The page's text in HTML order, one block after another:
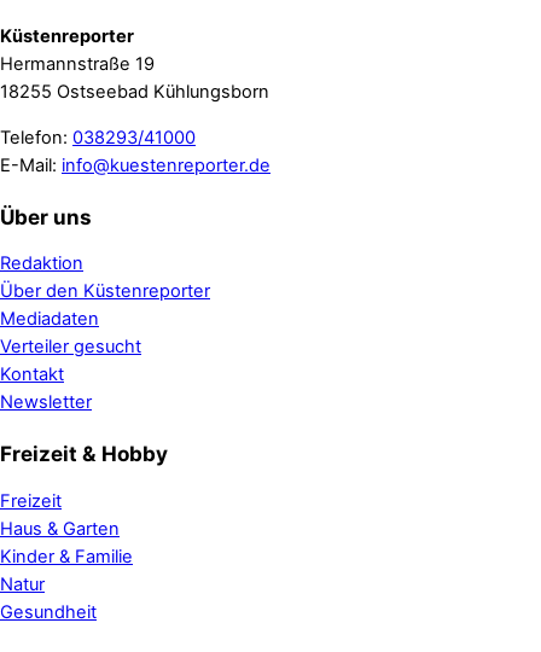
Küstenreporter
Hermannstraße 19
18255 Ostseebad Kühlungsborn
Telefon: 038293/41000
E-Mail: info@kuestenreporter.de
Über uns
Redaktion
Über den Küstenreporter
Mediadaten
Verteiler gesucht
Kontakt
Newsletter
Freizeit & Hobby
Freizeit
Haus & Garten
Kinder & Familie
Natur
Gesundheit